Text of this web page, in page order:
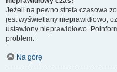
Jeżeli na pewno strefa czasowa
jest wyświetlany nieprawidłowo,
ustawiony nieprawidłowo.
problem.
Na górę